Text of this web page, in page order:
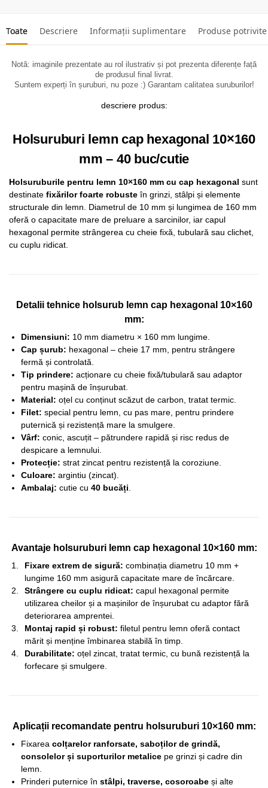
Toate Descriere Informații suplimentare Produse potrivite
Notă: imaginile prezentate au rol ilustrativ și pot prezenta diferențe față
de produsul final livrat.
Suntem experți în șuruburi, nu poze :) Garantam calitatea suruburilor!
descriere produs:
Holsuruburi lemn cap hexagonal 10×160
mm – 40 buc/cutie
Holsuruburile pentru lemn 10×160 mm cu cap hexagonal sunt
destinate fixărilor foarte robusteîn grinzi, stâlpi și elemente
structurale din lemn. Diametrul de 10 mm și lungimea de 160 mm
oferă o capacitate mare de preluare a sarcinilor, iar capul
hexagonal permite strângerea cu cheie fixă, tubulară sau clichet,
cu cuplu ridicat.
Detalii tehnice holsurub lemn cap hexagonal 10×160
mm:
Dimensiuni: 10 mm diametru × 160 mm lungime.
Cap șurub: hexagonal – cheie 17 mm, pentru strângere
fermă și controlată.
Tip prindere: acționare cu cheie fixă/tubulară sau adaptor
pentru mașină de înșurubat.
Material: oțel cu conținut scăzut de carbon, tratat termic.
Filet: special pentru lemn, cu pas mare, pentru prindere
puternică și rezistență mare la smulgere.
Vârf: conic, ascuțit – pătrundere rapidă și risc redus de
despicare a lemnului.
Protecție: strat zincat pentru rezistență la coroziune.
Culoare: argintiu (zincat).
Ambalaj: cutie cu 40 bucăți
Avantaje holsuruburi lemn cap hexagonal 10×160 mm:
Fixare extrem de sigură: combinația diametru 10 mm +
lungime 160 mm asigură capacitate mare de încărcare.
Strângere cu cuplu ridicat: capul hexagonal permite
utilizarea cheilor și a mașinilor de înșurubat cu adaptor fără
deteriorarea amprentei.
Montaj rapid și robust: filetul pentru lemn oferă contact
mărit și menține îmbinarea stabilă în timp.
Durabilitate: oțel zincat, tratat termic, cu bună rezistență la
forfecare și smulgere.
Aplicații recomandate pentru holsuruburi 10×160 mm:
Fixarea colțarelor ranforsate, saboților de grindă,
consolelor și suporturilor metalice pe grinzi și cadre din
lemn.
Prinderi puternice în stâlpi, traverse, cosoroabe și alte